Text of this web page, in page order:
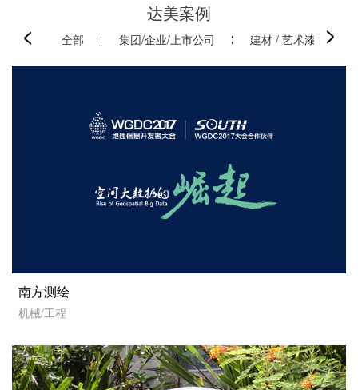
达美案例
全部 集团/企业/上市公司 建材 / 艺术漆 / 门窗
南方测绘
机械/工程